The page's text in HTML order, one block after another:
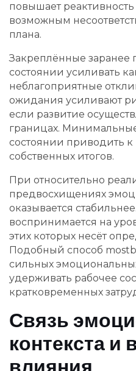
повышает
возможным
плана.
Закреплённые заранее
состоянии усиливать
неблагоприятные
ожидания усиливают
если развитие
границах.
состоянии приводить
собственных итогов.
При относительно
предвосхищениях
оказывается
воспринимается на
этих которых несёт
Подобный способ
сильных
удерживать рабочее
кратковременных
Связь
контекста и